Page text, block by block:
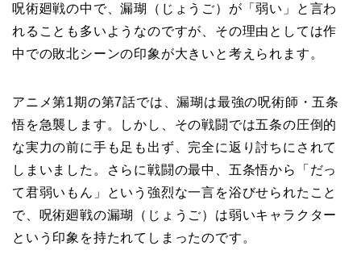
呪術廻戦の中で、漏瑚（じょうご）が「弱い」と言わ
れることも多いようなのですが、その理由としては作
中での敗北シーンの印象が大きいと考えられます。
アニメ第1期の第7話では、漏瑚は最強の呪術師・五条
悟を急襲します。しかし、その戦闘では五条の圧倒的
な実力の前に手も足も出ず、完全に返り討ちにされて
しまいました。さらに戦闘の最中、五条悟から「だっ
て君弱いもん」という強烈な一言を浴びせられたこと
で、呪術廻戦の漏瑚（じょうご）は弱いキャラクター
という印象を持たれてしまったのです。